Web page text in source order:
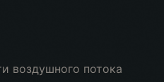
воздушного потока